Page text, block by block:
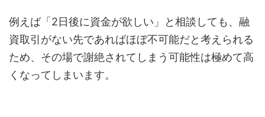
例えば「2日後に資金が欲しい」と相談しても、融
資取引がない先であればほぼ不可能だと考えられる
ため、その場で謝絶されてしまう可能性は極めて高
くなってしまいます。